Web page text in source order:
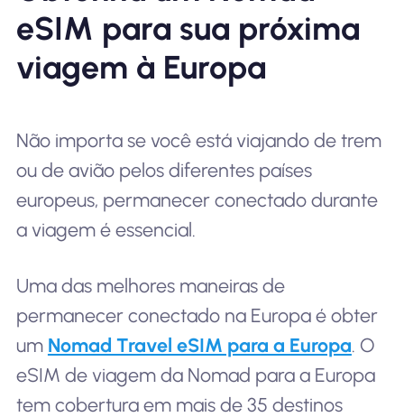
eSIM para sua próxima
viagem à Europa
Não importa se você está viajando de trem
ou de avião pelos diferentes países
europeus, permanecer conectado durante
a viagem é essencial.
Uma das melhores maneiras de
permanecer conectado na Europa é obter
um Nomad Travel eSIM para a Europa. O
eSIM de viagem da Nomad para a Europa
tem cobertura em mais de 35 destinos